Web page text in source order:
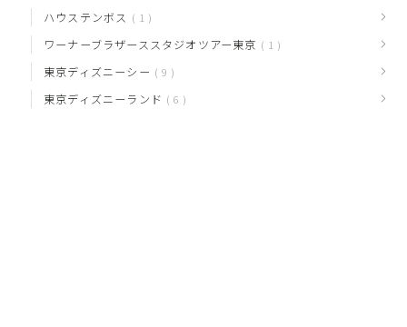
ハウステンボス 1
ワーナーブラザーススタジオツアー東京 1
東京ディズニーシー 9
東京ディズニーランド 6